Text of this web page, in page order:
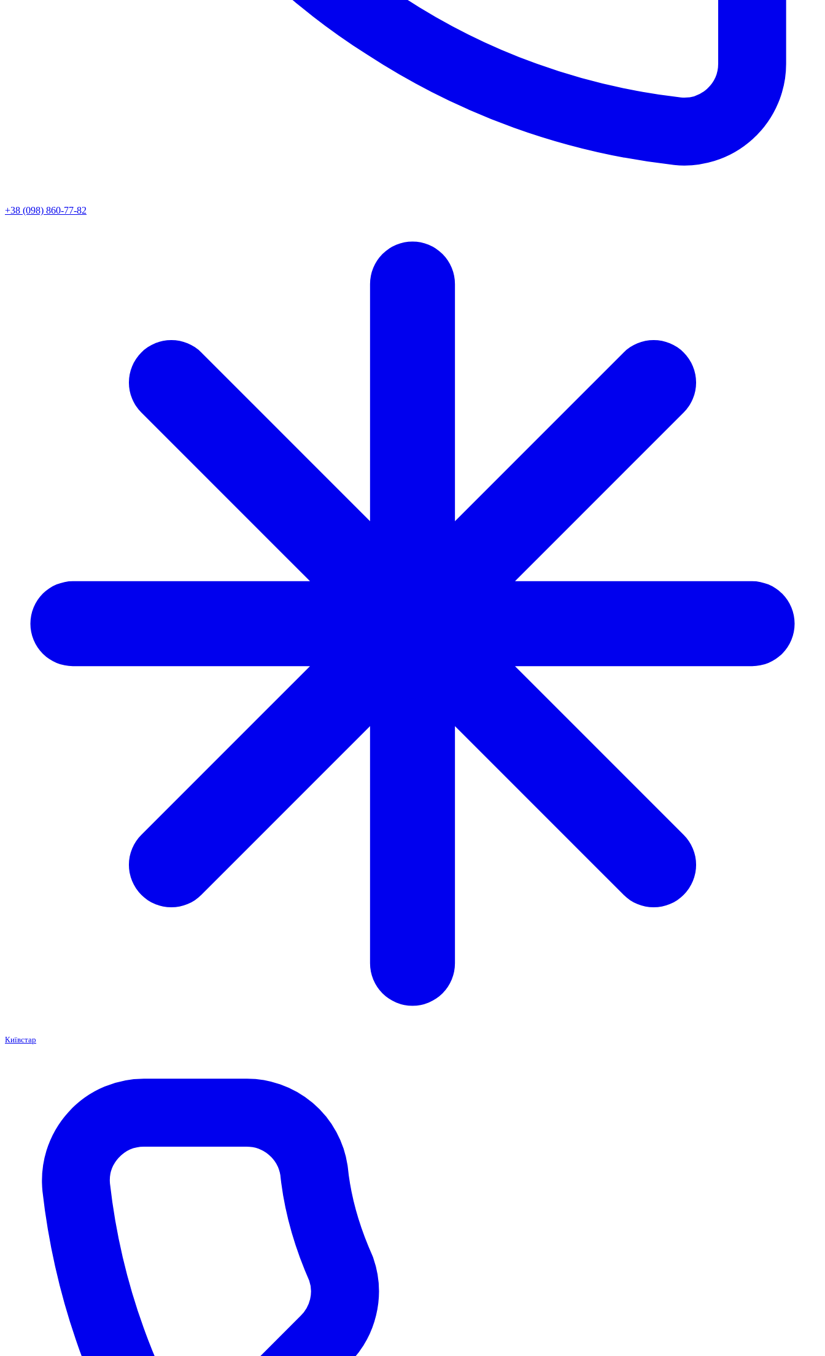
+38 (098) 860-77-82
Київстар